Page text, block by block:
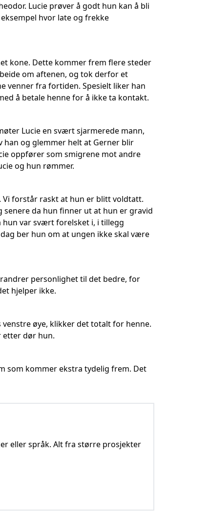
Lucie prøver å godt hun kan å bli
hvor late og frekke
kone. Dette kommer frem flere steder
om aftenen, og tok derfor et
venner fra fortiden. Spesielt liker han
å betale henne for å ikke ta kontakt.
Lucie en svært sjarmerede mann,
og glemmer helt at Gerner blir
oppfører som smigrene mot andre
og hun rømmer.
forstår raskt at hun er blitt voldtatt.
da hun finner ut at hun er gravid
hun var svært forelsket i, i tillegg
ber hun om at ungen ikke skal være
personlighet til det bedre, for
hjelper ikke.
øye, klikker det totalt for henne.
etter dør hun.
som kommer ekstra tydelig frem. Det
eller språk. Alt fra større prosjekter